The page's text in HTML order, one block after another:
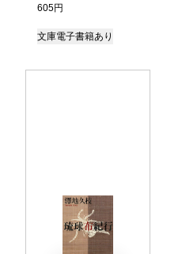
605円
文庫電子書籍あり